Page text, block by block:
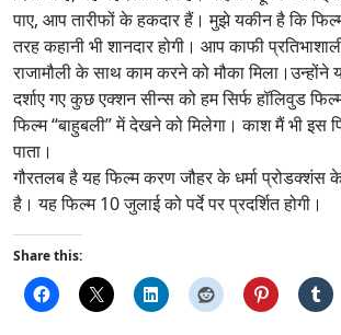
पाए, आप तारीफों के हकदार हैं। मुझे यकीन है कि
तरह कहानी भी शानदार होगी। आप काफी
राजामौली के साथ काम करने को मौका मिला।उन्होंने
दर्शाए गए कुछ एक्शन सीन्स को हम सिर्फ हॉलिवुड
फिल्म “बाहुबली” में देखने को मिलेगा। काश मैं भी इस
पाता।
गौरतलब है यह फिल्म करण जौहर के धर्मा प्रोडक्शंस
है। यह फिल्म 10 जुलाई को पर्दे पर प्रदर्शित होगी।
Share this: